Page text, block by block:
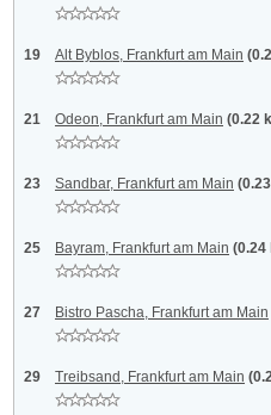
19 Alt Byblos, Frankfurt am Main
21 Odeon, Frankfurt am Main (0.22
23 Sandbar, Frankfurt am Main
25 Bayram, Frankfurt am Main (0.24
27 Bistro Pascha, Frankfurt am Main
29 Treibsand, Frankfurt am Main